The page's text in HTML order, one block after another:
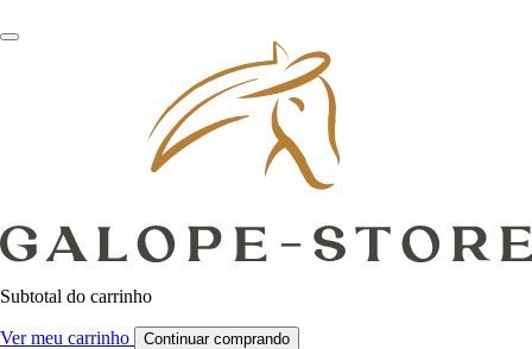
Subtotal do carrinho
Ver meu carrinho Continuar comprando